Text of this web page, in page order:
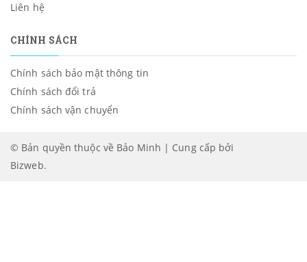
Liên hệ
CHÍNH SÁCH
Chính sách bảo mật thông tin
Chính sách đổi trả
Chính sách vận chuyển
© Bản quyền thuộc về Bảo Minh | Cung cấp bởi
Bizweb.